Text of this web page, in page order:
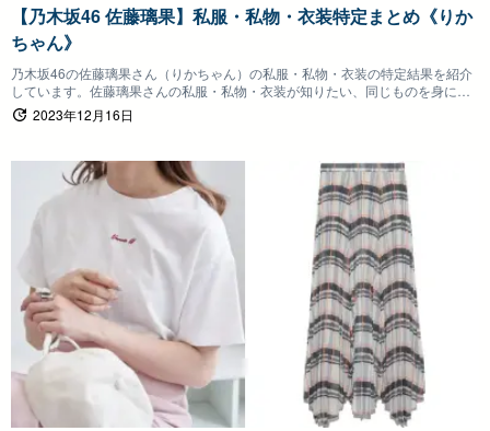
【乃木坂46 佐藤璃果】私服・私物・衣装特定まとめ《りか
ちゃん》
乃木坂46の佐藤璃果さん（りかちゃん）の私服・私物・衣装の特定結果を紹介
しています。佐藤璃果さんの私服・私物・衣装が知りたい、同じものを身につ
けたいファンの方は参考にしていただけると嬉しいです。
2023年12月16日